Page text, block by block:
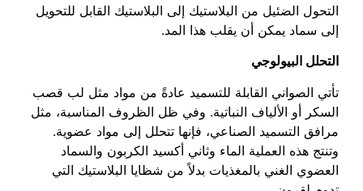
التحول الضئيل من البلاستيك إلى البلاستيك القابل للتحويل
إلى سماد يمكن أن يقلب هذا المد.
التحلل البيولوجي
تأتي الصواني القابلة للتسميد عادةً من مواد مثل لب قصب
السكر أو الألياف النباتية. وفي ظل الظروف المناسبة، مثل
مرافق التسميد الصناعي، فإنها تتحلل إلى مواد عضوية.
وتنتج هذه العملية الماء وثاني أكسيد الكربون والسماد
العضوي الغني بالمغذيات بدلاً من شظايا البلاستيك التي